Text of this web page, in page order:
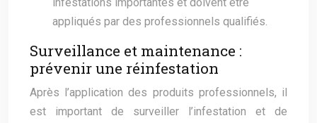
appliqués par des professionnels qualifiés.
Surveillance et maintenance :
prévenir une réinfestation
Après l’application des produits professionnels, il
est important de surveiller l’infestation et de